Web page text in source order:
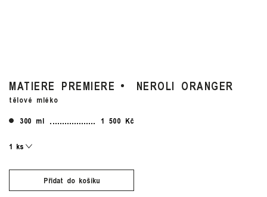
MATIERE PREMIERE NEROLI ORANGER
tělové mléko
300 ml
1 500 Kč
Přidat do košíku